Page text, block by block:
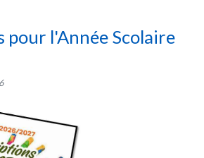
pour l'Année Scolaire